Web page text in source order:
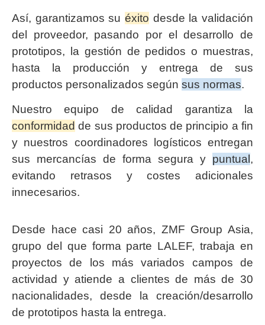
Así, garantizamos su éxito desde la validación
del proveedor, pasando por el desarrollo de
prototipos, la gestión de pedidos o muestras,
hasta la producción y entrega de sus
productos personalizados según sus normas.
Nuestro equipo de calidad garantiza la
conformidad de sus productos de principio a fin
y nuestros coordinadores logísticos entregan
sus mercancías de forma segura y puntual ,
evitando retrasos y costes adicionales
innecesarios.
Desde hace casi 20 años, ZMF Group Asia,
grupo del que forma parte LALEF, trabaja en
proyectos de los más variados campos de
actividad y atiende a clientes de más de 30
nacionalidades, desde la creación/desarrollo
de prototipos hasta la entrega.